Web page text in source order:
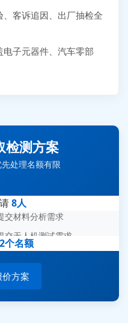
、客诉追因、出厂抽检全
电子元器件、汽车零部
检测方案
处理名额有限
8人
可靠性测试需求
并网/涉网试验需求
片失效分析需求
材料分析需求
无人机测试需求
器人测试需求
个名额
方案